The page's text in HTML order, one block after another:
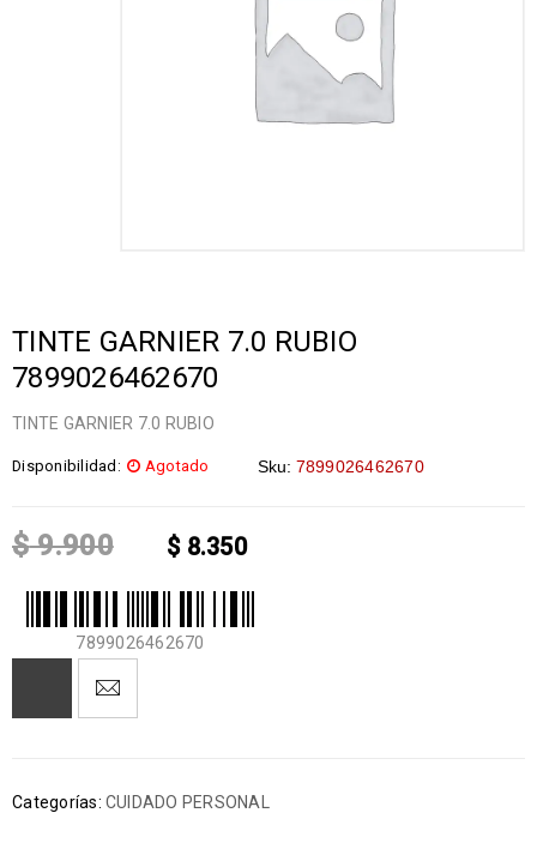
TINTE GARNIER 7.0 RUBIO
7899026462670
TINTE GARNIER 7.0 RUBIO
Disponibilidad: Agotado Sku: 7899026462670
$9.900 $8.350
7899026462670
Categorías: CUIDADO PERSONAL